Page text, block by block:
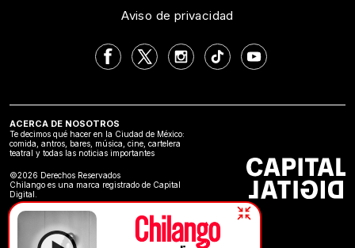
Aviso de privacidad
ACERCA DE NOSOTROS
Te decimos qué hacer en la Ciudad de México:
comida, antros, bares, música, cine, cartelera
teatral y todas las noticias importantes
©2026 Derechos Reservados
Chilango es una marca registrado de Capital
Digital.